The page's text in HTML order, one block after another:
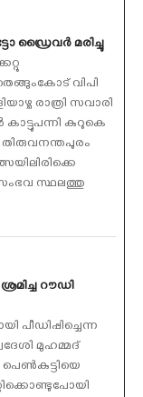
ഡ്രൈവര്‍ മരിച്ചു
വിപി
രാത്രി സവാരി
കുറുകെ
തിരുവനന്തപുരം
സംഭവ സ്ഥലത്തു
റൗഡി
പീഡിപ്പിച്ചെന്ന
മുഹമ്മദ്